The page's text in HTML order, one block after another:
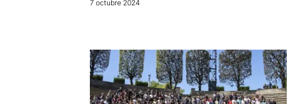
7 octubre 2024